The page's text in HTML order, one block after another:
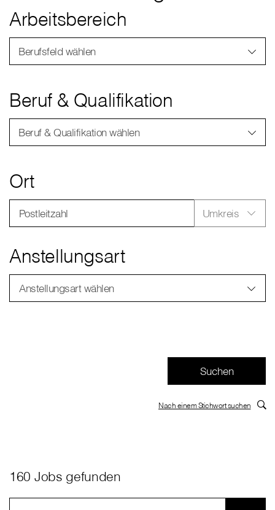
Arbeitsbereich
Berufsfeld wählen
Beruf & Qualifikation
Beruf & Qualifikation wählen
Ort
Postleitzahl Umkreis
Anstellungsart
Anstellungsart wählen
Nach einem Stichwort suchen
160 Jobs gefunden